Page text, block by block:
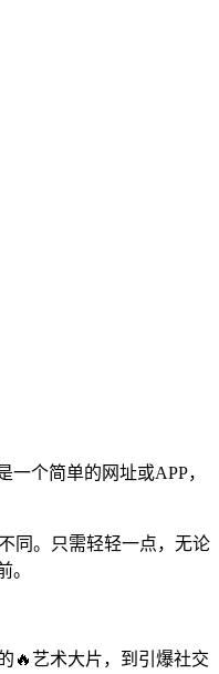
个简单的网址或APP，
同。只需轻轻一点，无论
。
🔥艺术大片，到引爆社交